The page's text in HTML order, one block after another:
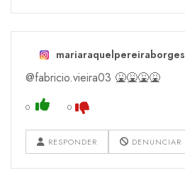
mariaraquelpereiraborges
@fabricio.vieira03 🤮🤮🤮🤮
0 0
RESPONDER DENUNCIAR